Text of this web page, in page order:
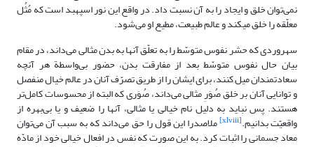
نمی‌توان خلق و ایجاد را به آن نسبت داد. در واقع این نور اسپهبد است که مُثُل
معلّقه را خلق‏ می‏کند و عالم طبیعت، مطیع او می‌شود.
سهروردی که حشر نفوس متوسّط را به تعلّق آنها به بدن مثالی می‌داند، در مقام
بیان حال نفوس متوسّط بعد از مفارقت بدن، حضور بی‌واسطة هر آنچه
سعادتمندان میل کنند، برای ایشان را از طریق تصرّف آنان در عالم خیال منفصل
و توانایی آنان بر خلق صُوَرِ مثالی می‌داند، صُوَری که البته از محسوسات کامل‌تر
هستند. پس نباید به دلیل نام خیالی یا مثالی، آنها را ضعیف و یا بی‌بهره از
واقعیّت بدانیم.[xlviii] ملاصدرا این قول را حق می‌داند که به سبب آن می‌توان
معاد جسمانی را اثبات کرد. به این صورت که نفس در افعال خیالی خود از مادّه